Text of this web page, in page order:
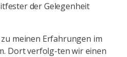
der Gelegenheit
meinen Erfahrungen im
Dort verfolg-ten wir einen